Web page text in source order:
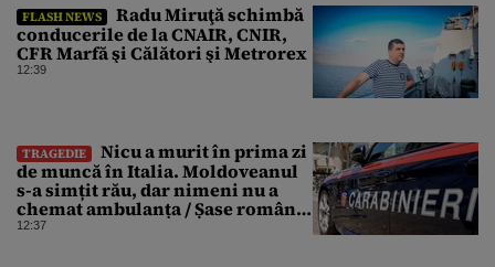
FLASH NEWS
Radu Miruţă schimbă
conducerile de la CNAIR, CNIR,
CFR Marfă şi Călători şi Metrorex
12:39
TRAGEDIE
Nicu a murit în prima zi
de muncă în Italia. Moldoveanul
s-a simțit rău, dar nimeni nu a
chemat ambulanța / Șase români,
anchetați
12:37